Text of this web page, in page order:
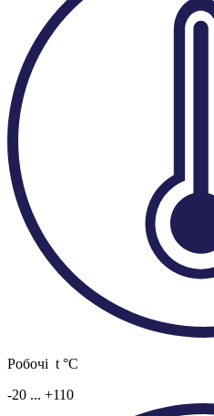
Робочі t °C
-20 ... +110